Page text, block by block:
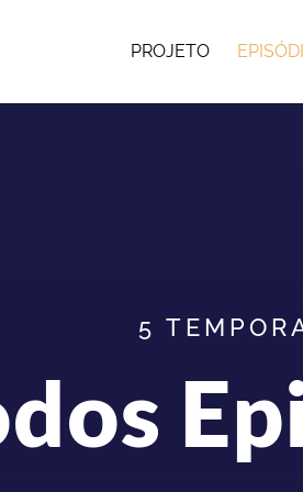
PROJETO
5